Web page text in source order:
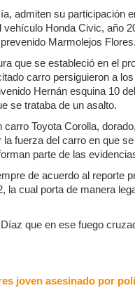
admiten su participación
vehículo Honda Civic, año
Marmolejos Flores.
que se estableció en el
carro persiguieron a
Hernán esquina 10
se trataba de un asalto.
Toyota Corolla,
la fuerza del carro en que
parte de las
de acuerdo al reporte
la cual porta de manera
que en ese fuego
joven asesinado por